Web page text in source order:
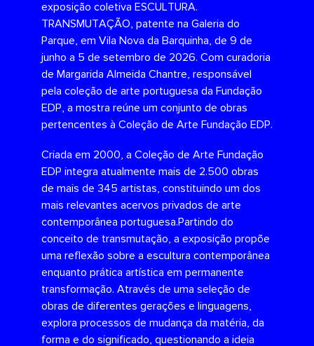
exposição coletiva ESCULTURA.
TRANSMUTAÇÃO, patente na Galeria do
Parque, em Vila Nova da Barquinha, de 9 de
junho a 5 de setembro de 2026. Com curadoria
de Margarida Almeida Chantre, responsável
pela coleção de arte portuguesa da Fundação
EDP, a mostra reúne um conjunto de obras
pertencentes à Coleção de Arte Fundação EDP.
Criada em 2000, a Coleção de Arte Fundação
EDP integra atualmente mais de 2.500 obras
de mais de 345 artistas, constituindo um dos
mais relevantes acervos privados de arte
contemporânea portuguesa.Partindo do
conceito de transmutação, a exposição propõe
uma reflexão sobre a escultura contemporânea
enquanto prática artística em permanente
transformação. Através de uma seleção de
obras de diferentes gerações e linguagens,
explora processos de mudança da matéria, da
forma e do significado, questionando a ideia